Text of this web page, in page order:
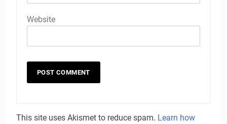
Website
This site uses Akismet to reduce spam. Learn how